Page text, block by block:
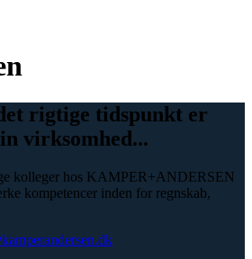
rigtige tidspunkt er
virksomhed...
kolleger hos KAMPER+ANDERSEN
kompetencer inden for regnskab,